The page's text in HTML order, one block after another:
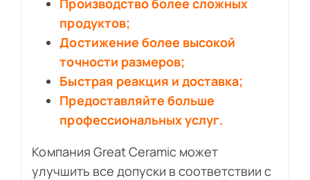
Производство более сложных
продуктов;
Достижение более высокой
точности размеров;
Быстрая реакция и доставка;
Предоставляйте больше
профессиональных услуг.
Компания Great Ceramic может
улучшить все допуски в соответствии с